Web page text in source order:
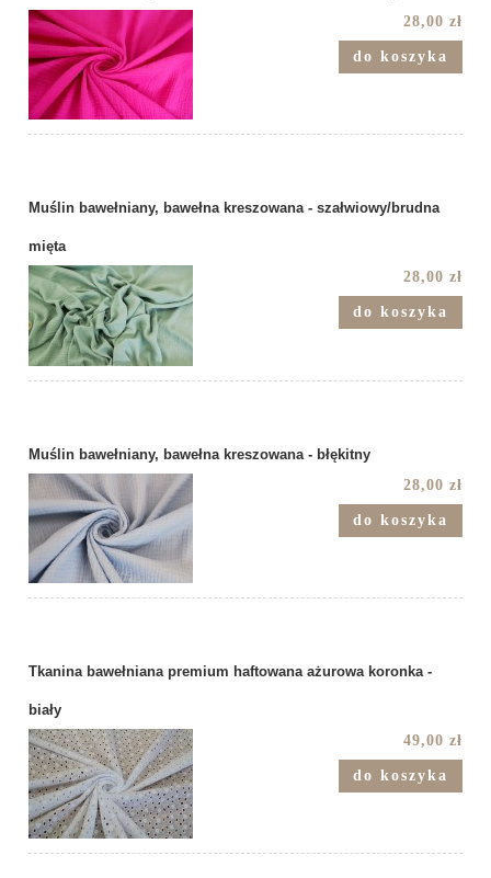
28,00 zł
do koszyka
Muślin bawełniany, bawełna kreszowana - szałwiowy/brudna
mięta
28,00 zł
do koszyka
Muślin bawełniany, bawełna kreszowana - błękitny
28,00 zł
do koszyka
Tkanina bawełniana premium haftowana ażurowa koronka -
biały
49,00 zł
do koszyka